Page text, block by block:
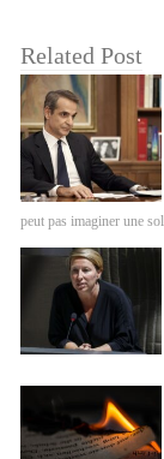
Related Post
peut pas imaginer une